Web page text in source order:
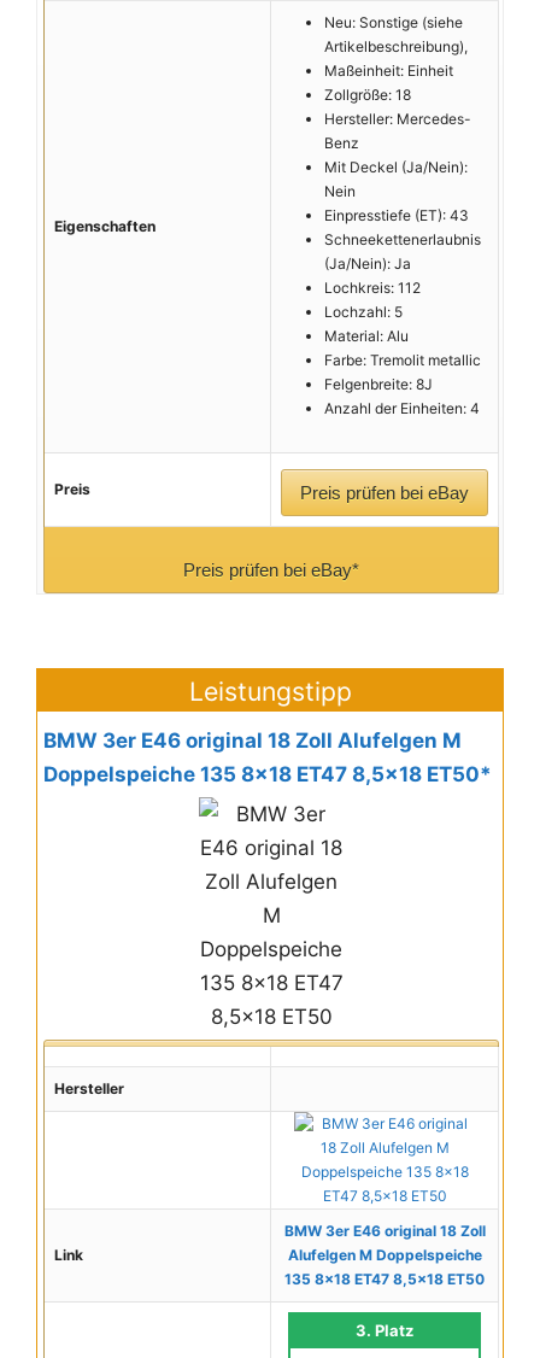
Eigenschaften
Neu: Sonstige (siehe
Artikelbeschreibung),
Maßeinheit: Einheit
Zollgröße: 18
Hersteller: Mercedes-
Benz
Mit Deckel (Ja/Nein):
Nein
Einpresstiefe (ET): 43
Schneekettenerlaubnis
(Ja/Nein): Ja
Lochkreis: 112
Lochzahl: 5
Material: Alu
Farbe: Tremolit metallic
Felgenbreite: 8J
Anzahl der Einheiten: 4
Preis Preis prüfen bei eBay
Preis prüfen bei eBay*
Leistungstipp
BMW 3er E46 original 18 Zoll Alufelgen M
Doppelspeiche 135 8x18 ET47 8,5x18 ET50*
Hersteller
Link
BMW 3er E46 original 18 Zoll
Alufelgen M Doppelspeiche
135 8x18 ET47 8,5x18 ET50
3. Platz